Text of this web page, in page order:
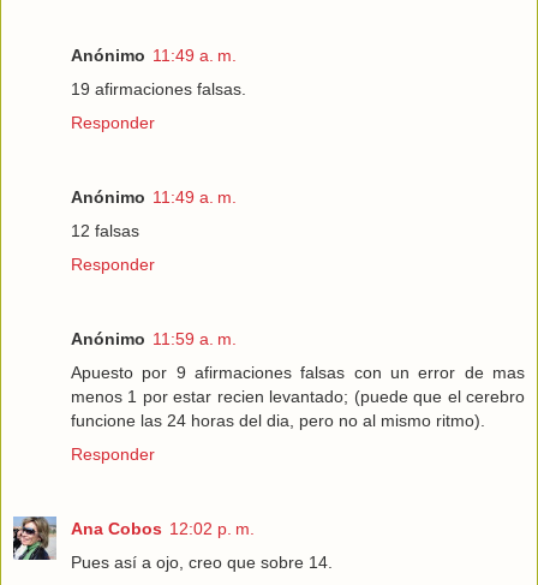
Anónimo 11:49 a. m.
19 afirmaciones falsas.
Responder
Anónimo 11:49 a. m.
12 falsas
Responder
Anónimo 11:59 a. m.
Apuesto por 9 afirmaciones falsas con un error de mas
menos 1 por estar recien levantado; (puede que el cerebro
funcione las 24 horas del dia, pero no al mismo ritmo).
Responder
Ana Cobos 12:02 p. m.
Pues así a ojo, creo que sobre 14.